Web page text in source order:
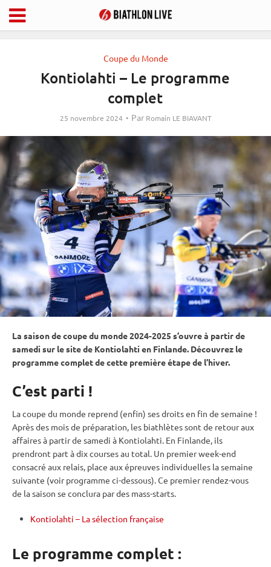
Coupe du Monde
Kontiolahti – Le programme
complet
25 novembre 2024 Par Romain LE BIAVANT
La saison decoupe du monde2024-2025 s’ouvre à partir de
samedi sur le site de Kontiolahti en Finlande. Découvrez le
programme complet de cette première étape de l’hiver.
C’est parti !
Lacoupe du monde reprend (enfin) ses droits en fin de semaine !
Après des mois de préparation, les biathlètes sont de retour aux
affaires à partir de samedi à Kontiolahti. En Finlande, ils
prendront part à dix courses au total. Un premier week-end
consacré aux relais, place aux épreuves individuelles la semaine
suivante (voir programme ci-dessous). Ce premier rendez-vous
de la saison se conclura par des mass-starts.
Kontiolahti – La sélection française
Le programme complet :